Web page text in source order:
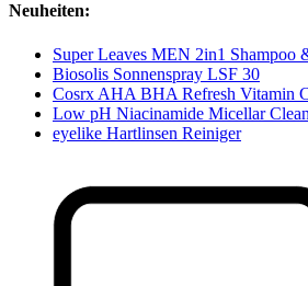
Neuheiten:
Super Leaves MEN 2in1 Shampoo
Biosolis Sonnenspray LSF 30
Cosrx AHA BHA Refresh Vitamin
Low pH Niacinamide Micellar
eyelike Hartlinsen Reiniger